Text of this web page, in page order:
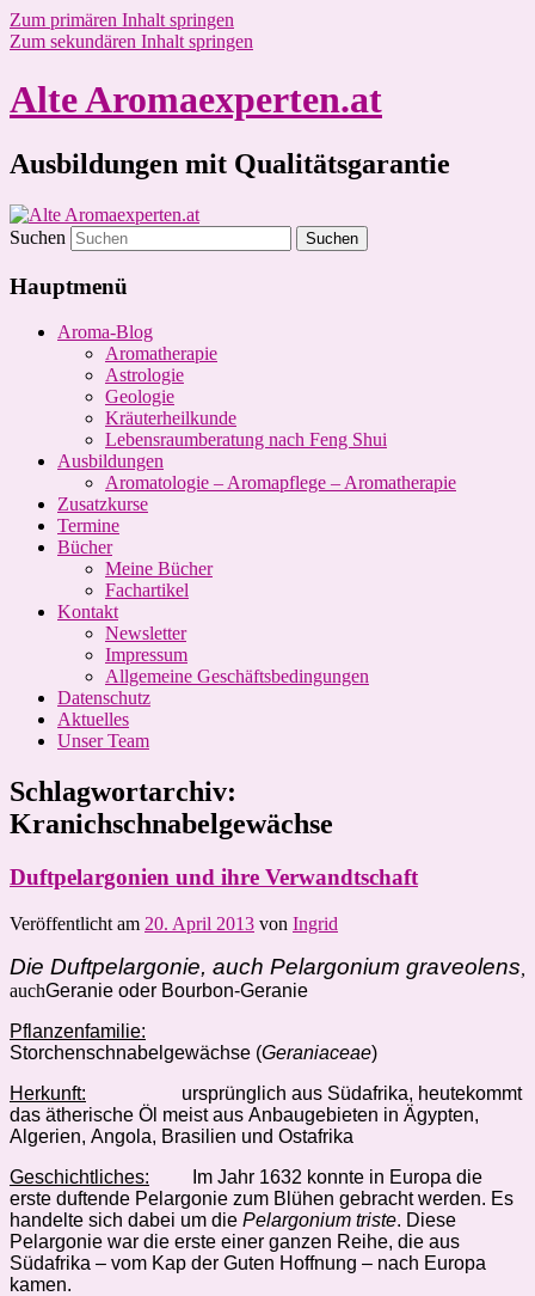
Zum primären Inhalt springen
Zum sekundären Inhalt springen
Alte Aromaexperten.at
Ausbildungen mit Qualitätsgarantie
Suchen
Hauptmenü
Aroma-Blog
Aromatherapie
Astrologie
Geologie
Kräuterheilkunde
Lebensraumberatung nach Feng Shui
Ausbildungen
Aromatologie – Aromapflege – Aromatherapie
Zusatzkurse
Termine
Bücher
Meine Bücher
Fachartikel
Kontakt
Newsletter
Impressum
Allgemeine Geschäftsbedingungen
Datenschutz
Aktuelles
Unser Team
Schlagwortarchiv:
Kranichschnabelgewächse
Duftpelargonien und ihre Verwandtschaft
Veröffentlicht am 20. April 2013 von Ingrid
Die Duftpelargonie, auch Pelargonium graveolens
auchGeranie oder Bourbon-Geranie
Pflanzenfamilie:
Storchenschnabelgewächse (Geraniaceae)
Herkunft:
ursprünglich aus Südafrika, heutekommt
das ätherische Öl meist aus Anbaugebieten in Ägypten,
Algerien, Angola, Brasilien und Ostafrika
Geschichtliches:
Im Jahr 1632 konnte in Europa die
erste duftende Pelargonie zum Blühen gebracht werden. Es
handelte sich dabei um die Pelargonium triste. Diese
Pelargonie war die erste einer ganzen Reihe, die aus
Südafrika – vom Kap der Guten Hoffnung – nach Europa
kamen.